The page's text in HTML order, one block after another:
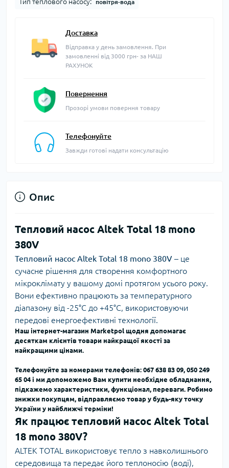
повітря-вода
Доставка
Відправка у день замовлення. При
замовленні від 3000 грн- за НАШ
РАХУНОК
Повернення
Прозорі умови поверння товару
Телефонуйте
Завжди готові надати консультацію
Опис
Тепловий насос Altek Total 18 mono
380V
Тепловий насос Altek Total 18 mono 380V – це
сучасне рішення для створення комфортного
мікроклімату у вашому домі протягом усього року.
Вони ефективно працюють за температурного
діапазону від -25°C до +45°C, використовуючи
передові енергоефективні технології.
Наш інтернет-магазин Marketpol щодня допомагає
десяткам клієнтів товари найкращої якості за
найкращими цінами.
Телефонуйте за номерами телефонів: 067 638 83 09, 050 249
65 04 і ми допоможемо Вам купити необхідне обладнання,
підкажемо характеристики, функціонал, переваги. Робимо
знижки покупцям, відправляємо товар у будь-яку точку
України у найближчі терміни!
Як працює тепловий насос Altek Total
18 mono 380V?
ALTEK TOTAL використовує тепло з навколишнього
середовища та передає його теплоносію (воді),